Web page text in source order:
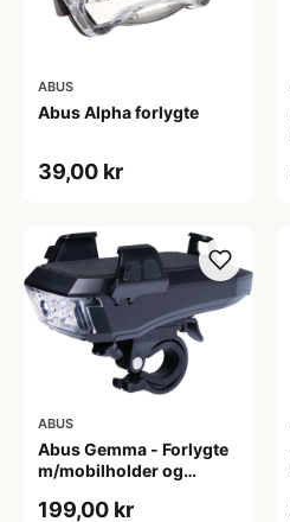
ABUS
Abus Alpha forlygte
39,00 kr
ABUS
Abus Gemma - Forlygte
m/mobilholder og
opladelig
199,00 kr